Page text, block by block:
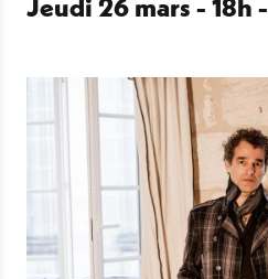
Jeudi 26 mars - 18h